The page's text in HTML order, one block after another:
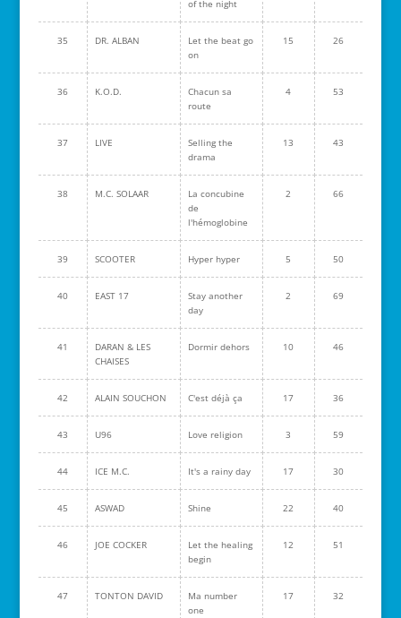
of the night
35 DR. ALBAN
Let the beat go
on
15 26
36 K.O.D.
Chacun sa
route
4 53
37 LIVE
Selling the
drama
13 43
38 M.C. SOLAAR
La concubine
de
l'hémoglobine
2 66
39 SCOOTER Hyper hyper 5 50
40 EAST 17
Stay another
day
2 69
41
DARAN & LES
CHAISES
Dormir dehors 10 46
42 ALAIN SOUCHON C'est déjà ça 17 36
43 U96 Love religion 3 59
44 ICE M.C. It's a rainy day 17 30
45 ASWAD Shine 22 40
46 JOE COCKER
Let the healing
begin
12 51
47 TONTON DAVID
Ma number
one
17 32